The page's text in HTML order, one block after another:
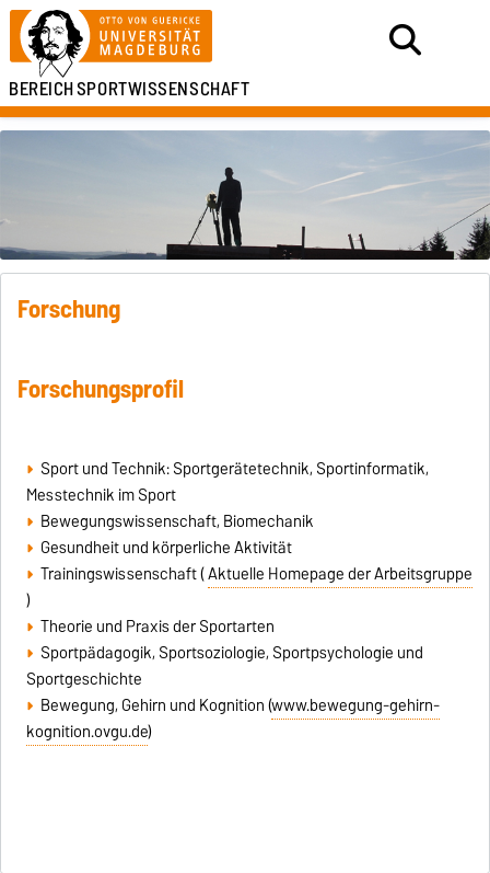
BEREICHSPORTWISSENSCHAFT
Forschung
Forschungsprofil
Sport und Technik: Sportgerätetechnik, Sportinformatik,
Messtechnik im Sport
Bewegungswissenschaft, Biomechanik
Gesundheit und körperliche Aktivität
Trainingswissenschaft (Aktuelle Homepage der Arbeitsgruppe
)
Theorie und Praxis der Sportarten
Sportpädagogik, Sportsoziologie, Sportpsychologie und
Sportgeschichte
Bewegung, Gehirn und Kognition (www.bewegung-gehirn-
kognition.ovgu.de)